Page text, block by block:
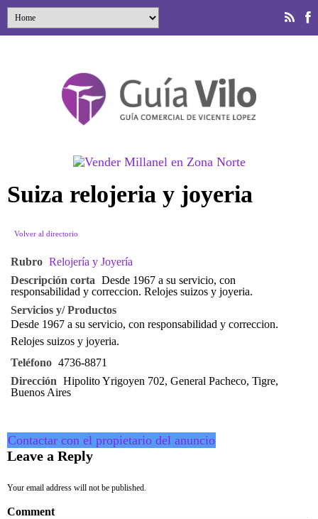
Suiza relojeria y joyeria
Volver al directorio
Rubro Relojería y Joyería
Descripción corta Desde 1967 a su servicio, con
responsabilidad y correccion. Relojes suizos y joyeria.
Servicios y/ Productos
Desde 1967 a su servicio, con responsabilidad y correccion.
Relojes suizos y joyeria.
Teléfono 4736-8871
Dirección Hipolito Yrigoyen 702, General Pacheco, Tigre,
Buenos Aires
Contactar con el propietario del anuncio
Leave a Reply
Your email address will not be published.
Comment